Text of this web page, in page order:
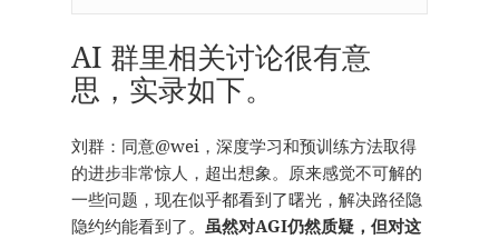
AI 群里相关讨论很有意
思，实录如下。
刘群：同意@wei，深度学习和预训练方法取得
的进步非常惊人，超出想象。原来感觉不可解的
一些问题，现在似乎都看到了曙光，解决路径隐
隐约约能看到了。 虽然对AGI仍然质疑，但对这